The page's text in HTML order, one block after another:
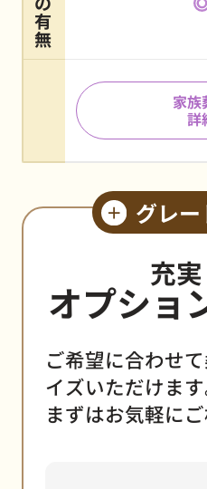
有
無
家族
詳
グレ
充
オプショ
ご希望に合わせ
イズいただけます
まずはお気軽にご